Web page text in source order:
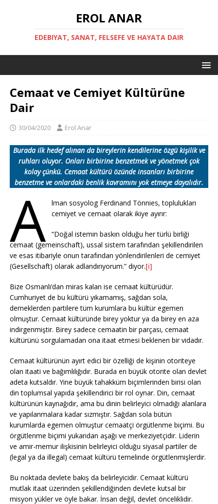
EROL ANAR
EDEBIYAT, SANAT, FELSEFE VE HAYATA DAIR
Cemaat ve Cemiyet Kültürüne
Dair
30/04/2020 Erol Anar
Burada ilk hedef alınan da bireylerin kendilerine özgü kişilik ve
ruhları oluyor. Onları birbirine benzetmek ve yönetmek çok
kolay çünkü. Cemaat kültürü özünde insanları birbirine
benzetme ve onlardaki benlik kavramını yok etmeye dayalıdır.
A
lman sosyolog Ferdinand Tönnies, toplulukları
cemiyet ve cemaat olarak ikiye ayırır:
“Doğal istemin baskın olduğu her türlü birliği
cemaat (gemeinschaft), ussal sistem tarafından şekillendirilen
ve esas itibariyle onun tarafından yönlendirilenleri de cemiyet
(Gesellschaft) olarak adlandırıyorum.” diyor.[i]
Bize Osmanlı’dan miras kalan ise cemaat kültürüdür.
Cumhuriyet de bu kültürü yıkamamış, sağdan sola,
derneklerden partilere tüm kurumlara bu kültür egemen
olmuştur. Cemaat kültüründe birey yoktur ya da birey en aza
indirgenmiştir. Birey sadece cemaatin bir parçası, cemaat
kültürünü sorgulamadan ona itaat etmesi beklenen bir vidadır.
Cemaat kültürünün ayırt edici bir özelliği de kişinin otoriteye
olan itaati ve bağımlılığıdır. Burada en büyük otorite olan devlet
adeta kutsaldır. Yine büyük tahakküm biçimlerinden birisi olan
din toplumsal yapıda şekillendirici bir rol oynar. Din, cemaat
kültürünün kaynağıdır, ama bu dinin belirleyici olmadığı alanlara
ve yapılanmalara kadar sızmıştır. Sağdan sola bütün
kurumlarda egemen olmuştur cemaatçi örgütlenme biçimi. Bu
örgütlenme biçimi yukarıdan aşağı ve merkeziyetçidir. Liderin
ve amir-memur ilişkisinin belirleyici olduğu siyasal partiler de
(legal ya da illegal) cemaat kültürü temelinde örgütlenmişlerdir.
Bu noktada devlete bakış da belirleyicidir. Cemaat kültürü
mutlak itaat üzerinden şekillendiğinden devlete kutsal bir
misyon yükler ve öyle bakar. İnsan değil, devlet önceliklidir.